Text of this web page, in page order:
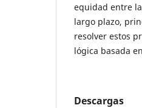
equidad entre
largo plazo,
resolver estos
lógica basada
Descargas